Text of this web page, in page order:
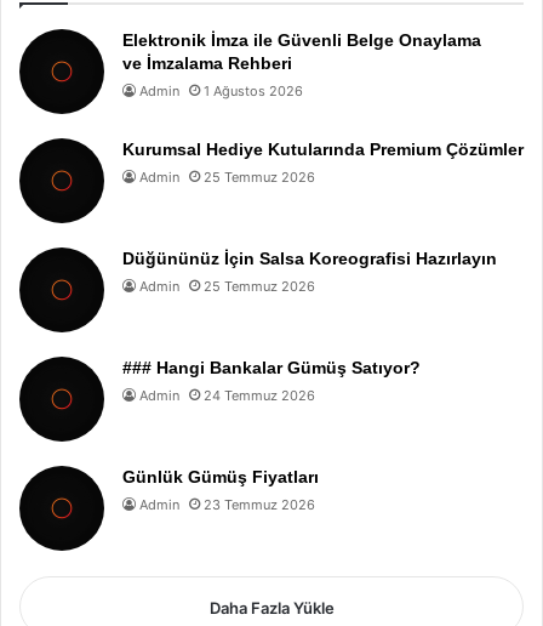
Elektronik İmza ile Güvenli Belge Onaylama
ve İmzalama Rehberi
Admin 1 Ağustos 2026
Kurumsal Hediye Kutularında Premium Çözümler
Admin 25 Temmuz 2026
Düğününüz İçin Salsa Koreografisi Hazırlayın
Admin 25 Temmuz 2026
### Hangi Bankalar Gümüş Satıyor?
Admin 24 Temmuz 2026
Günlük Gümüş Fiyatları
Admin 23 Temmuz 2026
Daha Fazla Yükle